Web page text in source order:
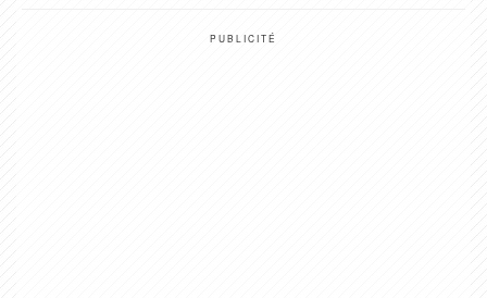
PUBLICITÉ